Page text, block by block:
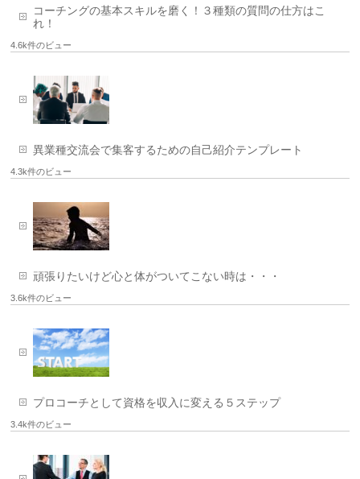
コーチングの基本スキルを磨く！３種類の質問の仕方はこ
れ！
4.6k件のビュー
異業種交流会で集客するための自己紹介テンプレート
4.3k件のビュー
頑張りたいけど心と体がついてこない時は・・・
3.6k件のビュー
プロコーチとして資格を収入に変える５ステップ
3.4k件のビュー